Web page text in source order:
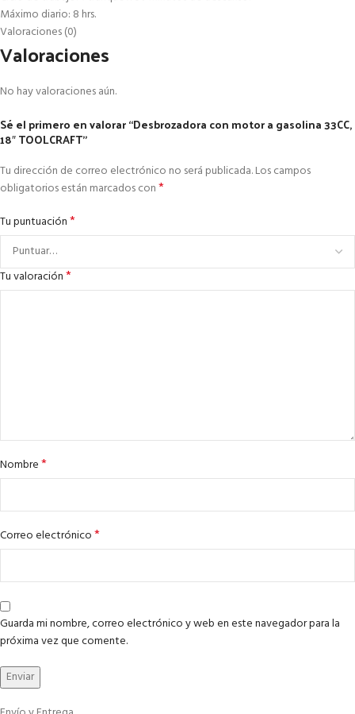
Máximo diario: 8 hrs.
Valoraciones (0)
Valoraciones
No hay valoraciones aún.
Sé el primero en valorar “Desbrozadora con motor a gasolina 33CC,
18″ TOOLCRAFT”
Tu dirección de correo electrónico no será publicada.Los campos
obligatorios están marcados con*
Tu puntuación*
Tu valoración*
Nombre*
Correo electrónico*
Guarda mi nombre, correo electrónico y web en este navegador para la
próxima vez que comente.